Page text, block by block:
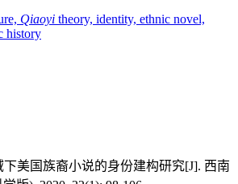
Qiaoyi theory, identity, ethnic novel,
history
下美国族裔小说的身份建构研究[J]. 西南